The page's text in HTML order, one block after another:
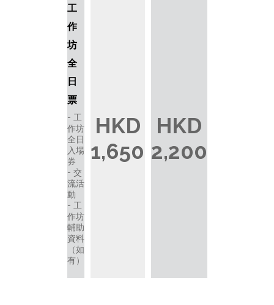
工
作
坊
全
日
票
工
作坊
全日
入場
券
交
流活
動
工
作坊
輔助
資料
（如
有）
HKD
1,650
HKD
2,200